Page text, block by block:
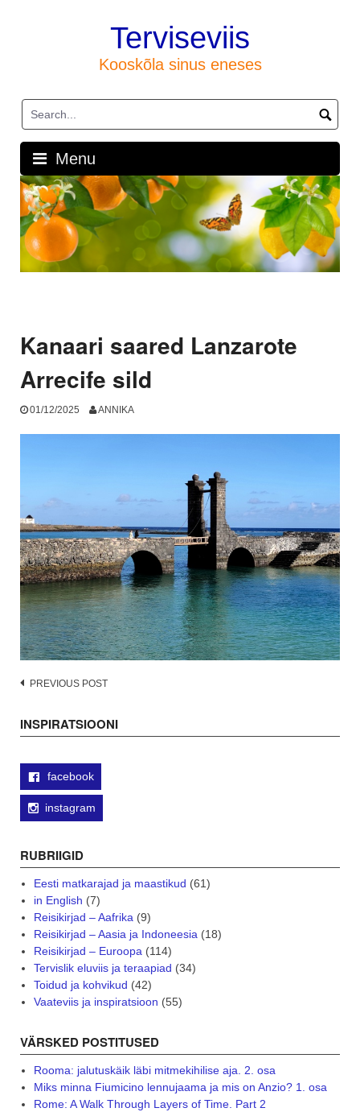
Terviseviis
Kooskõla sinus eneses
Menu
Kanaari saared Lanzarote
Arrecife sild
01/12/2025 ANNIKA
Post
PREVIOUS POST
INSPIRATSIOONI
facebook
instagram
RUBRIIGID
Eesti matkarajad ja maastikud (61)
in English (7)
Reisikirjad – Aafrika(9)
Reisikirjad – Aasia ja Indoneesia(18)
Reisikirjad – Euroopa(114)
Tervislik eluviis ja teraapiad (34)
Toidud ja kohvikud (42)
Vaateviis ja inspiratsioon (55)
VÄRSKED POSTITUSED
Rooma: jalutuskäik läbi mitmekihilise aja. 2. osa
Miks minna Fiumicino lennujaama ja mis on Anzio? 1. osa
Rome: A Walk Through Layers of Time. Part 2